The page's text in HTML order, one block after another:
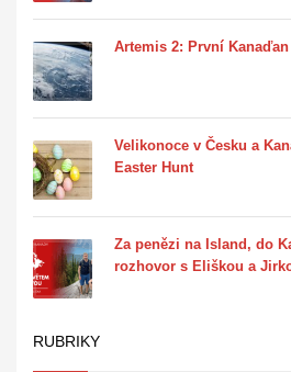
Artemis 2: První
Velikonoce v Česku a
Easter Hunt
Za penězi na Island, do
rozhovor s Eliškou a
RUBRIKY